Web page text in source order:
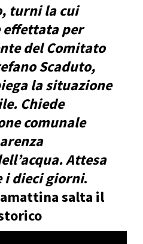
turni la cui
effettata per
del Comitato
Scaduto,
la situazione
Chiede
comunale
Attesa
i dieci giorni.
salta il